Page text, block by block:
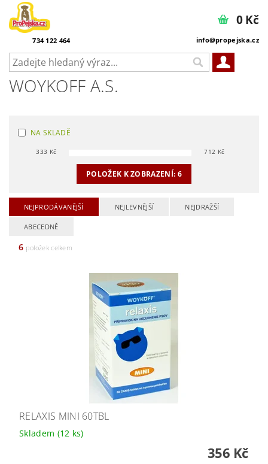
734 122 464 info@propejska.cz
0 Kč
WOYKOFF A.S.
NA SKLADĚ
333 Kč 712 Kč
POLOŽEK K ZOBRAZENÍ: 6
NEJPRODÁVANĚJŠÍ NEJLEVNĚJŠÍ NEJDRAŽŠÍ
ABECEDNĚ
6 položek celkem
RELAXIS MINI 60TBL
Skladem (12 ks)
356 Kč